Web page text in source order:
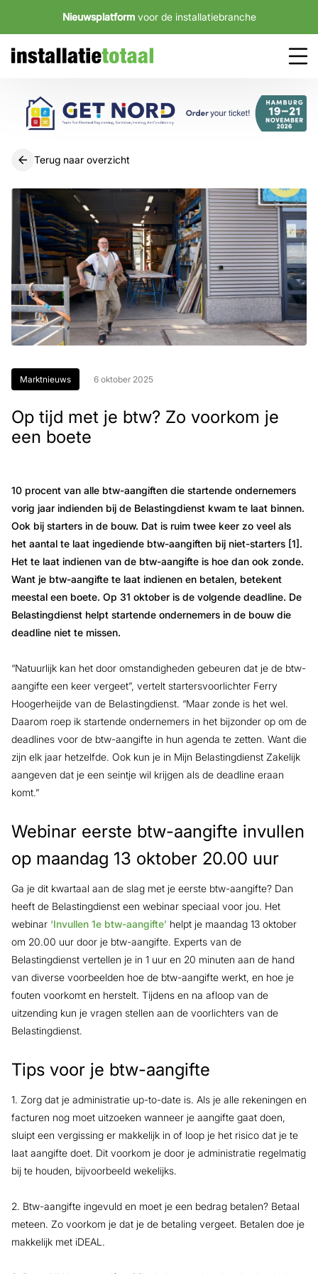
Nieuwsplatform voor de installatiebranche
Terug naar overzicht
Marktnieuws 6 oktober 2025
Op tijd met je btw? Zo voorkom je
een boete
10 procent van alle btw-aangiften die startende ondernemers
vorig jaar indienden bij de Belastingdienst kwam te laat binnen.
Ook bij starters in de bouw. Dat is ruim twee keer zo veel als
het aantal te laat ingediende btw-aangiften bij niet-starters [1].
Het te laat indienen van de btw-aangifte is hoe dan ook zonde.
Want je btw-aangifte te laat indienen en betalen, betekent
meestal een boete. Op 31 oktober is de volgende deadline. De
Belastingdienst helpt startende ondernemers in de bouw die
deadline niet te missen.
“Natuurlijk kan het door omstandigheden gebeuren dat je de btw-
aangifte een keer vergeet”, vertelt startersvoorlichter Ferry
Hoogerheijde van de Belastingdienst. “Maar zonde is het wel.
Daarom roep ik startende ondernemers in het bijzonder op om de
deadlines voor de btw-aangifte in hun agenda te zetten. Want die
zijn elk jaar hetzelfde. Ook kun je in Mijn Belastingdienst Zakelijk
aangeven dat je een seintje wil krijgen als de deadline eraan
komt.”
Webinar eerste btw-aangifte invullen
op maandag 13 oktober 20.00 uur
Ga je dit kwartaal aan de slag met je eerste btw-aangifte? Dan
heeft de Belastingdienst een webinar speciaal voor jou. Het
webinar ‘Invullen 1e btw-aangifte’ helpt je maandag 13 oktober
om 20.00 uur door je btw-aangifte. Experts van de
Belastingdienst vertellen je in 1 uur en 20 minuten aan de hand
van diverse voorbeelden hoe de btw-aangifte werkt, en hoe je
fouten voorkomt en herstelt. Tijdens en na afloop van de
uitzending kun je vragen stellen aan de voorlichters van de
Belastingdienst.
Tips voor je btw-aangifte
1. Zorg dat je administratie up-to-date is. Als je alle rekeningen en
facturen nog moet uitzoeken wanneer je aangifte gaat doen,
sluipt een vergissing er makkelijk in of loop je het risico dat je te
laat aangifte doet. Dit voorkom je door je administratie regelmatig
bij te houden, bijvoorbeeld wekelijks.
2. Btw-aangifte ingevuld en moet je een bedrag betalen? Betaal
meteen. Zo voorkom je dat je de betaling vergeet. Betalen doe je
makkelijk met iDEAL.